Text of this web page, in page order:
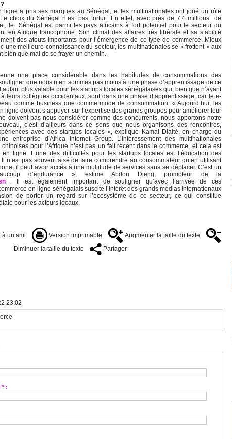
?
ligne a pris ses marques au Sénégal, et les multinationales ont joué un rôle
choix du Sénégal n’est pas fortuit. En effet, avec près de 7,4 millions de
le Sénégal est parmi les pays africains à fort potentiel pour le secteur du
en Afrique francophone. Son climat des affaires très libérale et sa stabilité
des atouts importants pour l’émergence de ce type de commerce. Mieux
une meilleure connaissance du secteur, les multinationales se « frottent » aux
bien que mal de se frayer un chemin.
une place considérable dans les habitudes de consommations des
que nous n’en sommes pas moins à une phase d’apprentissage de ce
plus valable pour les startups locales sénégalaises qui, bien que n’ayant
leurs collègues occidentaux, sont dans une phase d’apprentissage, car le e-
comme business que comme mode de consommation. « Aujourd’hui, les
ligne doivent s’appuyer sur l’expertise des grands groupes pour améliorer leur
doivent pas nous considérer comme des concurrents, nous apportons notre
c’est d’ailleurs dans ce sens que nous organisons des rencontres,
avec des startups locales », explique Kamal Diaité, en charge du
entreprise d’Africa Internet Group. L’intéressement des multinationales
pour l’Afrique n’est pas un fait récent dans le commerce, et cela est
ligne. L’une des difficultés pour les startups locales est l’éducation des
n’est pas souvent aisé de faire comprendre au consommateur qu’en utilisant
il peut avoir accès à une multitude de services sans se déplacer. C’est un
d’endurance », estime Abdou Dieng, promoteur de la
. Il est également important de souligner qu’avec l’arrivée de ces
en ligne sénégalais suscite l’intérêt des grands médias internationaux
de porter un regard sur l’écosystème de ce secteur, ce qui constitue
pour les acteurs locaux.
à un ami Version imprimable
Augmenter la taille du texte
Diminuer la taille du texte
Partager
23:02
: